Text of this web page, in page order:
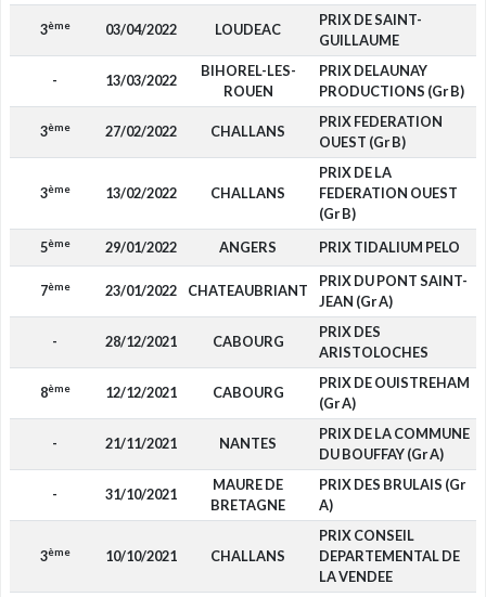
3ème 03/04/2022 LOUDEAC
PRIX DE SAINT-
GUILLAUME
- 13/03/2022
BIHOREL-LES-
ROUEN
PRIX DELAUNAY
PRODUCTIONS (Gr B)
3ème 27/02/2022 CHALLANS
PRIX FEDERATION
OUEST (Gr B)
3ème 13/02/2022 CHALLANS
PRIX DE LA
FEDERATION OUEST
(Gr B)
5ème 29/01/2022 ANGERS PRIX TIDALIUM PELO
7ème 23/01/2022 CHATEAUBRIANT
PRIX DU PONT SAINT-
JEAN (Gr A)
- 28/12/2021 CABOURG
PRIX DES
ARISTOLOCHES
8ème 12/12/2021 CABOURG
PRIX DE OUISTREHAM
(Gr A)
- 21/11/2021 NANTES
PRIX DE LA COMMUNE
DU BOUFFAY (Gr A)
- 31/10/2021
MAURE DE
BRETAGNE
PRIX DES BRULAIS (Gr
A)
3ème 10/10/2021 CHALLANS
PRIX CONSEIL
DEPARTEMENTAL DE
LA VENDEE